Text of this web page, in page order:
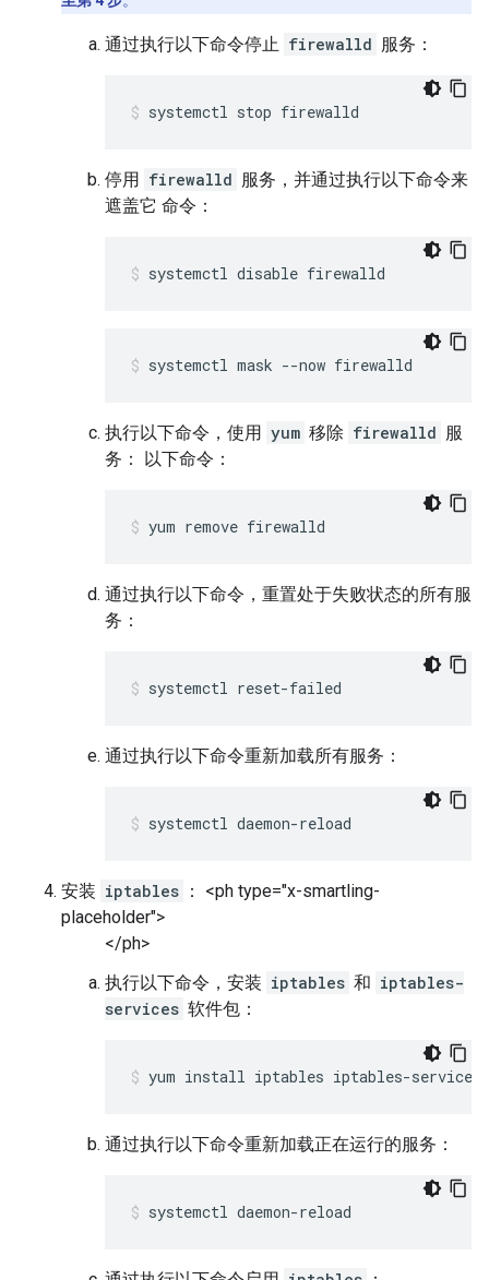
通过执行以下命令停止 firewalld 服务：
systemctl stop firewalld
停用 firewalld 服务，并通过执行以下命令来
遮盖它 命令：
systemctl disable firewalld
systemctl mask --now firewalld
执行以下命令，使用 yum 移除 firewalld 服
务： 以下命令：
yum remove firewalld
通过执行以下命令，重置处于失败状态的所有服
务：
systemctl reset-failed
通过执行以下命令重新加载所有服务：
systemctl daemon-reload
安装 iptables ： <ph type="x-smartling-
placeholder">
</ph>
执行以下命令，安装 iptables 和 iptables-
services 软件包：
yum install iptables iptables-services
通过执行以下命令重新加载正在运行的服务：
systemctl daemon-reload